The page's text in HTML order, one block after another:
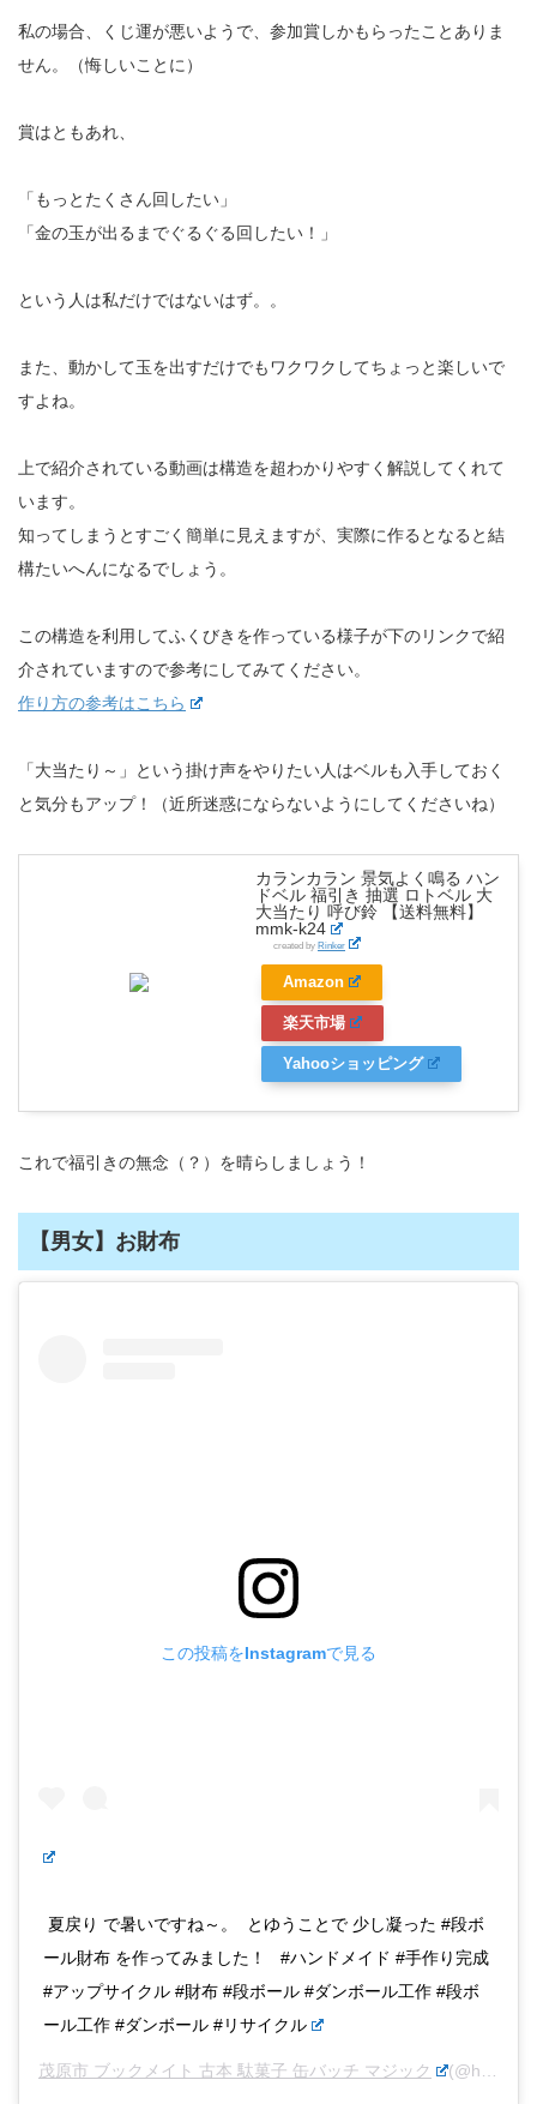
私の場合、くじ運が悪いようで、参加賞しかもらったことありま
せん。（悔しいことに）
賞はともあれ、
「もっとたくさん回したい」
「金の玉が出るまでぐるぐる回したい！」
という人は私だけではないはず。。
また、動かして玉を出すだけでもワクワクしてちょっと楽しいで
すよね。
上で紹介されている動画は構造を超わかりやすく解説してくれて
います。
知ってしまうとすごく簡単に見えますが、実際に作るとなると結
構たいへんになるでしょう。
この構造を利用してふくびきを作っている様子が下のリンクで紹
介されていますので参考にしてみてください。
作り方の参考はこちら
「大当たり～」という掛け声をやりたい人はベルも入手しておく
と気分もアップ！（近所迷惑にならないようにしてくださいね）
カランカラン 景気よく鳴る ハン
ドベル 福引き 抽選 ロトベル 大
大当たり 呼び鈴 【送料無料】
mmk-k24
created by Rinker
Amazon
楽天市場
Yahooショッピング
これで福引きの無念（？）を晴らしましょう！
【男女】お財布
この投稿をInstagramで見る
夏戻り で暑いですね～。 とゆうことで 少し凝った #段ボ
ール財布 を作ってみました！ #ハンドメイド #手作り完成
#アップサイクル #財布 #段ボール #ダンボール工作 #段ボ
ール工作 #ダンボール #リサイクル
茂原市 ブックメイト 古本 駄菓子 缶バッチ マジック (@hideotti_magic)がシェアした投稿 –